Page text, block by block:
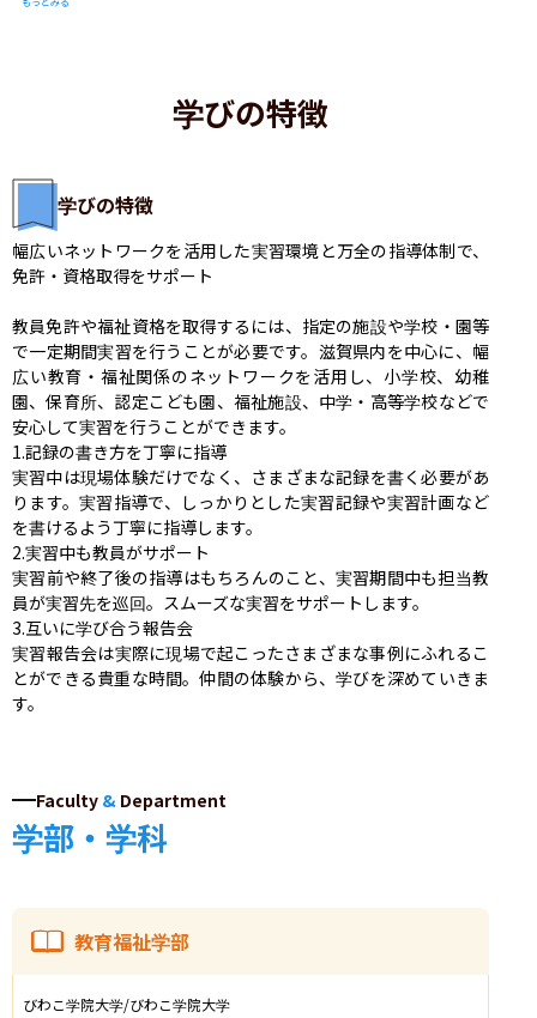
学びの特徴
学びの特徴
幅広いネットワークを活用した実習環境と万全の指導体制で、
免許・資格取得をサポート
教員免許や福祉資格を取得するには、指定の施設や学校・園等
で一定期間実習を行うことが必要です。滋賀県内を中心に、幅
広い教育・福祉関係のネットワークを活用し、小学校、幼稚
園、保育所、認定こども園、福祉施設、中学・高等学校などで
安心して実習を行うことができます。
1.記録の書き方を丁寧に指導
実習中は現場体験だけでなく、さまざまな記録を書く必要があ
ります。実習指導で、しっかりとした実習記録や実習計画など
を書けるよう丁寧に指導します。
2.実習中も教員がサポート
実習前や終了後の指導はもちろんのこと、実習期間中も担当教
員が実習先を巡回。スムーズな実習をサポートします。
3.互いに学び合う報告会
実習報告会は実際に現場で起こったさまざまな事例にふれるこ
とができる貴重な時間。仲間の体験から、学びを深めていきま
す。
Faculty & Department
学部・学科
教育福祉学部
びわこ学院大学/びわこ学院大学